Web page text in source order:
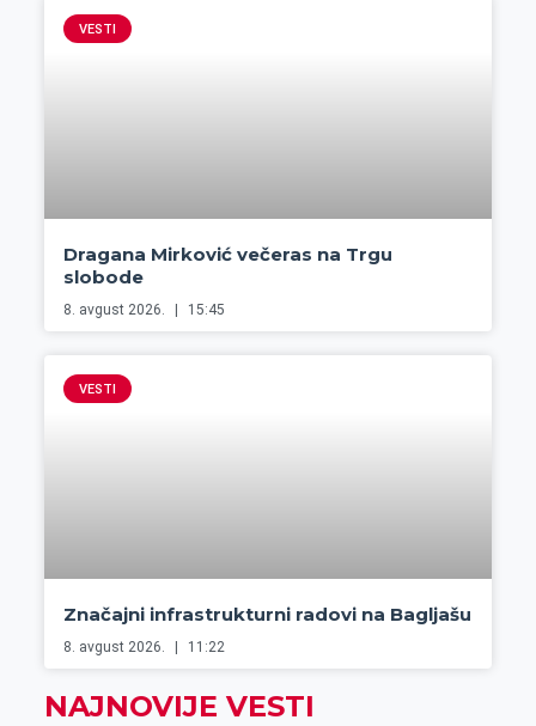
VESTI
Dragana Mirković večeras na Trgu
slobode
8. avgust 2026. 15:45
VESTI
Značajni infrastrukturni radovi na Bagljašu
8. avgust 2026. 11:22
NAJNOVIJE VESTI